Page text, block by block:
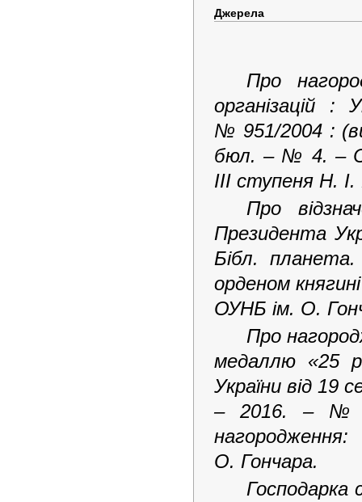
Джерела
Про
організацій :
№ 951/2004 :
бюл. – № 4. – С.
ІІІ ступеня Н.
Про
Президента
Бібл.
орденом
ОУНБ ім. О.
Про
медаллю «25
України від 19
– 2016. – №
О. Гончара.